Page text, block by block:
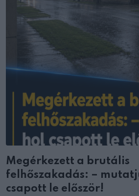
Megérkezett a brutális
felhőszakadás: –
csapott le először!